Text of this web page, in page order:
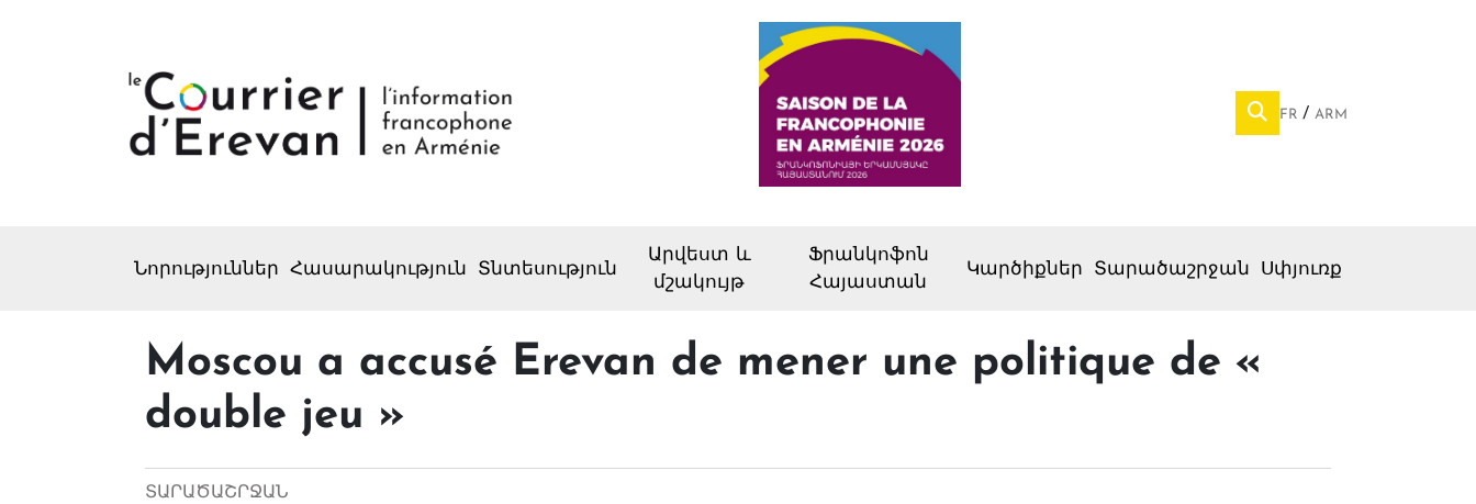
FR ARM
Նորություններ Հասարակություն Տնտեսություն
Արվեստ և
մշակույթ
Ֆրանկոֆոն
Հայաստան
Կարծիքներ Տարածաշրջան Սփյուռք
Moscou a accusé Erevan de mener une politique de «
double jeu »
ՏԱՐԱԾԱՇՐՋԱՆ